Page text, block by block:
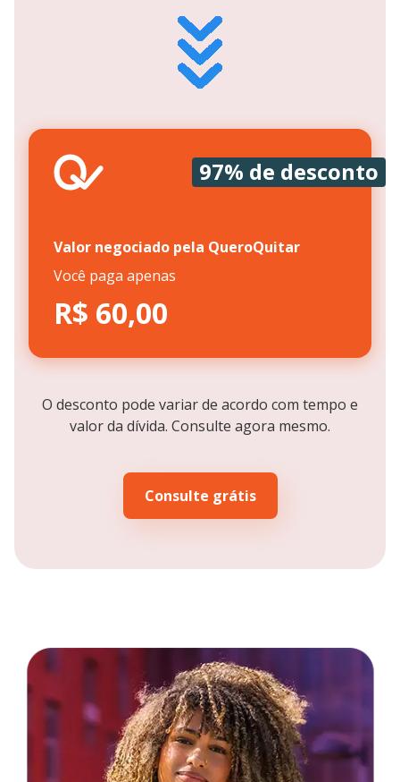
97% de desconto
Valor negociado pela QueroQuitar
Você paga apenas
R$ 60,00
O desconto pode variar de acordo com tempo e
valor da dívida. Consulte agora mesmo.
Consulte grátis